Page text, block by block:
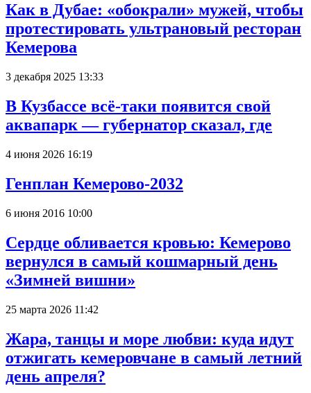
Как в Дубае: «обокрали» мужей, чтобы
протестировать ультрановый ресторан
Кемерова
3 декабря 2025 13:33
В Кузбассе всё-таки появится свой
аквапарк — губернатор сказал, где
4 июня 2026 16:19
Генплан Кемерово-2032
6 июня 2016 10:00
Сердце обливается кровью: Кемерово
вернулся в самый кошмарный день
«Зимней вишни»
25 марта 2026 11:42
Жара, танцы и море любви: куда идут
отжигать кемеровчане в самый летний
день апреля?